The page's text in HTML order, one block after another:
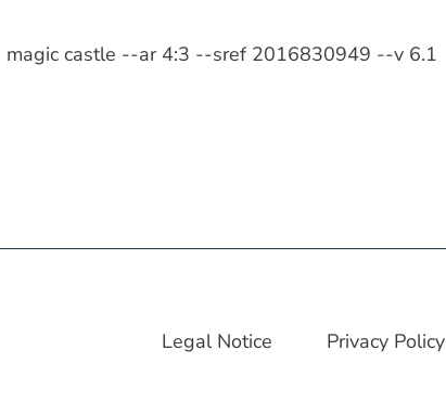
magic castle --ar 4:3 --sref 2016830949 --v 6.1
Legal Notice Privacy Policy